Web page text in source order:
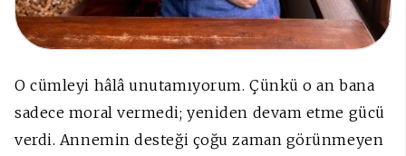
O cümleyi hâlâ unutamıyorum. Çünkü o an bana
sadece moral vermedi; yeniden devam etme gücü
verdi. Annemin desteği çoğu zaman görünmeyen